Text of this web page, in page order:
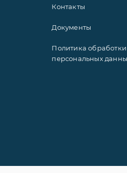
Контакты
Документы
Политика обработки
персональных